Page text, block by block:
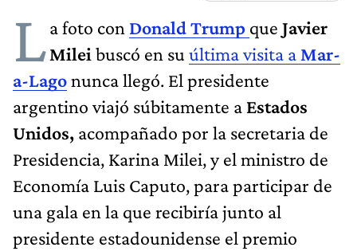
La foto con Donald Trump que Javier
Milei buscó en su última visita a Mar-
a-Lagonunca llegó. El presidente
argentino viajó súbitamente a Estados
Unidos, acompañado por la secretaria de
Presidencia, Karina Milei, y el ministro de
Economía Luis Caputo, para participar de
una gala en la que recibiría junto al
presidente estadounidense el premio